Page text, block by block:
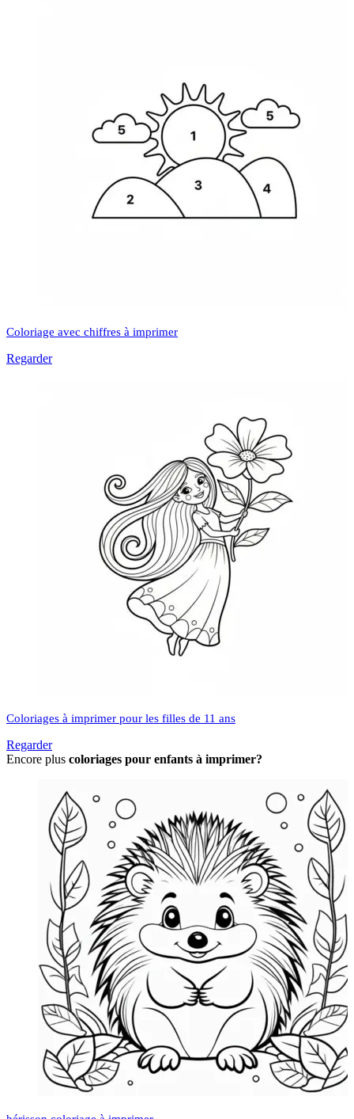
Coloriage avec chiffres à imprimer
Regarder
Coloriages à imprimer pour les filles de 11 ans
Regarder
Encore plus coloriages pour enfants à imprimer?